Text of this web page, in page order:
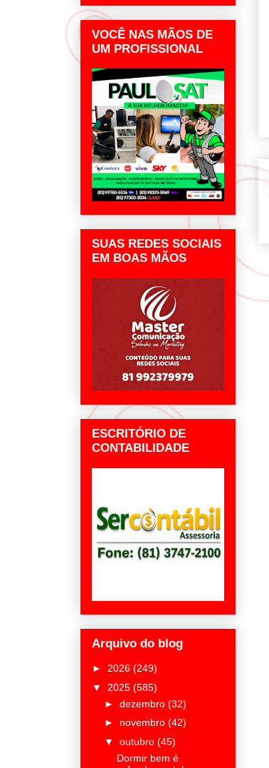
VOCÊ NAS MÃOS DE
UM PROFISSIONAL
SUAS REDES SOCIAIS
EM BOAS MÃOS
ESCRITÓRIO DE
CONTABILIDADE
Arquivo do blog
► 2026 (249)
▼ 2025 (585)
► dezembro (32)
► novembro (42)
▼ outubro (45)
Dormir bem é